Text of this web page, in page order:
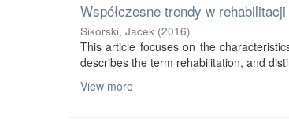
Współczesne trendy w
Sikorski, Jacek (2016)
This article focuses on the
describes the term rehabilitation, and
View more